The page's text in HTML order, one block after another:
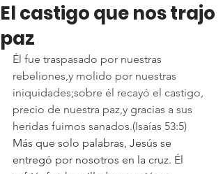
El castigo que nos trajo
paz
Él fue traspasado por nuestras
rebeliones,y molido por nuestras
iniquidades;sobre él recayó el castigo,
precio de nuestra paz,y gracias a sus
heridas fuimos sanados.(Isaías 53:5)
Más que solo palabras, Jesús se
entregó por nosotros en la cruz. Él